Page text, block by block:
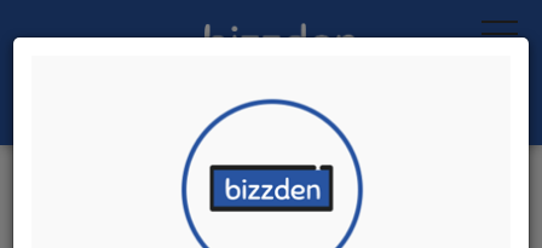
Ara:
Ağaç İşleme Makineleri
İlk 1 Firmadan Teklif İste